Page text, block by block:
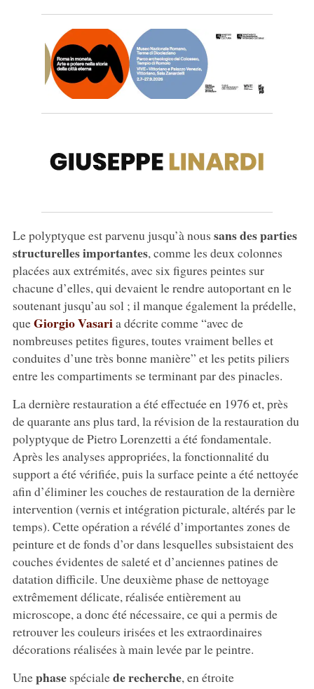
Le polyptyque est parvenu jusqu’à nous sans des parties
structurelles importantes, comme les deux colonnes
placées aux extrémités, avec six figures peintes sur
chacune d’elles, qui devaient le rendre autoportant en le
soutenant jusqu’au sol ; il manque également la prédelle,
queGiorgio Vasaria décrite comme “avec de
nombreuses petites figures, toutes vraiment belles et
conduites d’une très bonne manière” et les petits piliers
entre les compartiments se terminant par des pinacles.
La dernière restauration a été effectuée en 1976 et, près
de quarante ans plus tard, la révision de la restauration du
polyptyque de Pietro Lorenzetti a été fondamentale.
Après les analyses appropriées, la fonctionnalité du
support a été vérifiée, puis la surface peinte a été nettoyée
afin d’éliminer les couches de restauration de la dernière
intervention (vernis et intégration picturale, altérés par le
temps). Cette opération a révélé d’importantes zones de
peinture et de fonds d’or dans lesquelles subsistaient des
couches évidentes de saleté et d’anciennes patines de
datation difficile. Une deuxième phase de nettoyage
extrêmement délicate, réalisée entièrement au
microscope, a donc été nécessaire, ce qui a permis de
retrouver les couleurs irisées et les extraordinaires
décorations réalisées à main levée par le peintre.
Unephasespécialede recherche, en étroite